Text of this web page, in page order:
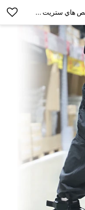
سروال مخصص للأطفال | سروال رقص هاي ستريت للاطفال | 2022 موضة جديدة جيوب البضائع السراويل